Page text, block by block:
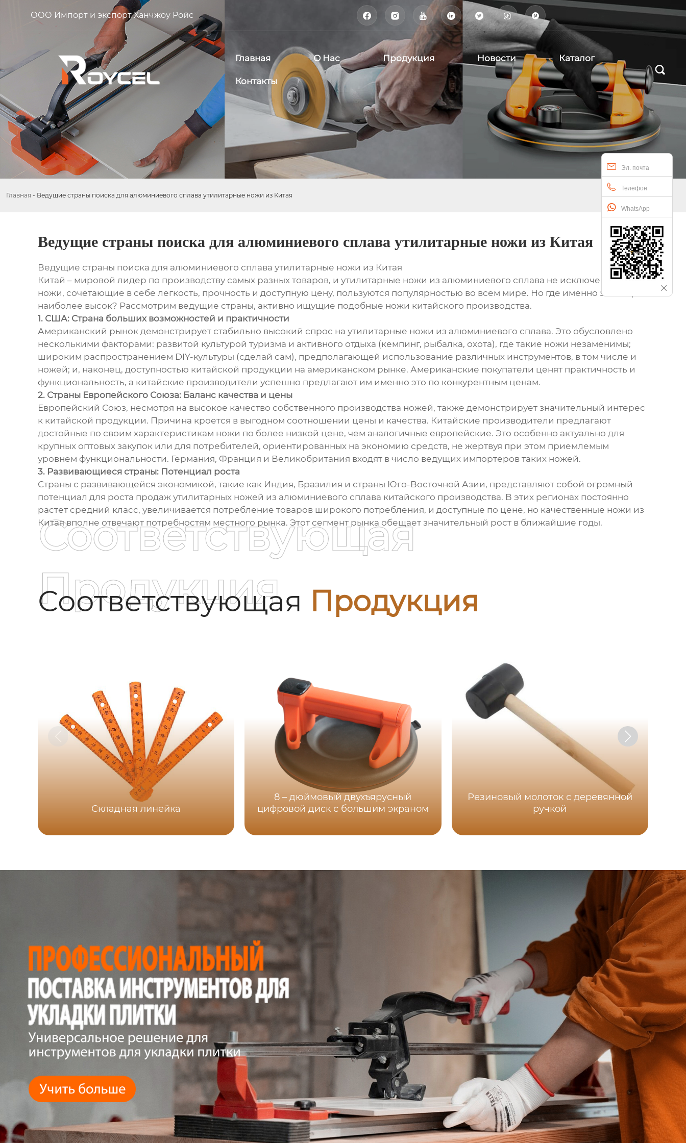
ООО Импорт и экспорт Ханчжоу Ройс       
Главная О Нас Продукция Новости Каталог
Контакты

Эл. почта
Телефон
WhatsApp
Главная - Ведущие страны поиска для алюминиевого сплава утилитарные ножи из Китая
Ведущие страны поиска для алюминиевого сплава утилитарные ножи из Китая
Ведущие страны поиска для алюминиевого сплава утилитарные ножи из Китая
Китай – мировой лидер по производству самых разных товаров, и утилитарные ножи из алюминиевого сплава не исключение. Эти
ножи, сочетающие в себе легкость, прочность и доступную цену, пользуются популярностью во всем мире. Но где именно этот спрос
наиболее высок? Рассмотрим ведущие страны, активно ищущие подобные ножи китайского производства.
1. США: Страна больших возможностей и практичности
Американский рынок демонстрирует стабильно высокий спрос на утилитарные ножи из алюминиевого сплава. Это обусловлено
несколькими факторами: развитой культурой туризма и активного отдыха (кемпинг, рыбалка, охота), где такие ножи незаменимы;
широким распространением DIY-культуры (сделай сам), предполагающей использование различных инструментов, в том числе и
ножей; и, наконец, доступностью китайской продукции на американском рынке. Американские покупатели ценят практичность и
функциональность, а китайские производители успешно предлагают им именно это по конкурентным ценам.
2. Страны Европейского Союза: Баланс качества и цены
Европейский Союз, несмотря на высокое качество собственного производства ножей, также демонстрирует значительный интерес
к китайской продукции. Причина кроется в выгодном соотношении цены и качества. Китайские производители предлагают
достойные по своим характеристикам ножи по более низкой цене, чем аналогичные европейские. Это особенно актуально для
крупных оптовых закупок или для потребителей, ориентированных на экономию средств, не жертвуя при этом приемлемым
уровнем функциональности. Германия, Франция и Великобритания входят в число ведущих импортеров таких ножей.
3. Развивающиеся страны: Потенциал роста
Страны с развивающейся экономикой, такие как Индия, Бразилия и страны Юго-Восточной Азии, представляют собой огромный
потенциал для роста продаж утилитарных ножей из алюминиевого сплава китайского производства. В этих регионах постоянно
растет средний класс, увеличивается потребление товаров широкого потребления, и доступные по цене, но качественные ножи из
Китая вполне отвечают потребностям местного рынка. Этот сегмент рынка обещает значительный рост в ближайшие годы.
Соответствующая Продукция
Соответствующая
Продукция
Складная линейка
8 – дюймовый двухъярусный
цифровой диск с большим экраном
Резиновый молоток с деревянной
ручкой